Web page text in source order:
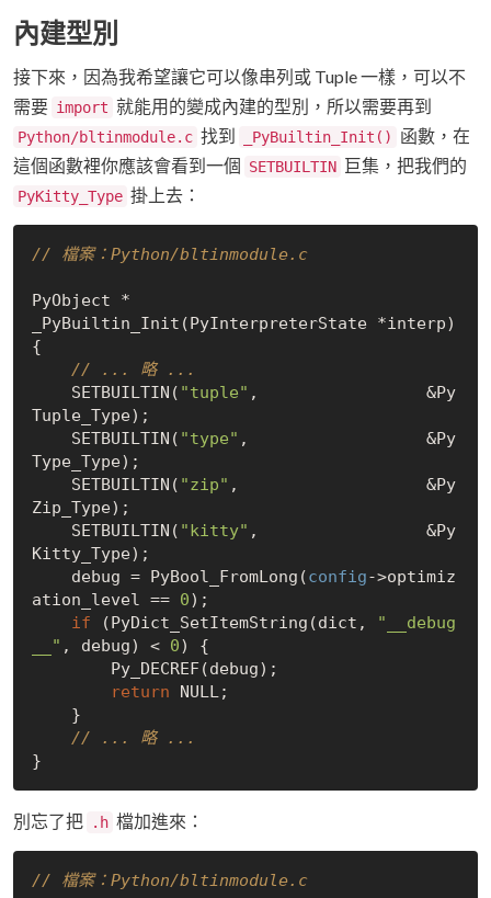
內建型別
接下來，因為我希望讓它可以像串列或 Tuple 一樣，可以不
需要 import 就能用的變成內建的型別，所以需要再到
Python/bltinmodule.c 找到 _PyBuiltin_Init()
函數，在
這個函數裡你應該會看到一個
SETBUILTIN 巨集，把我們的
PyKitty_Type 掛上去：
// 檔案：Python/bltinmodule.c
PyObject *
_PyBuiltin_Init(PyInterpreterState *interp)
{
// ... 略 ...
    SETBUILTIN(
"tuple" ,                 &Py
Tuple_Type);
    SETBUILTIN(
"type" ,                  &Py
Type_Type);
    SETBUILTIN(
"zip" ,                   &Py
Zip_Type);
    SETBUILTIN(
"kitty" ,                 &Py
Kitty_Type);
    debug = PyBool_FromLong(
config->optimiz
ation_level == 0);
if (PyDict_SetItemString(dict,
"__debug
__" , debug) < 0) {
return
NULL;
// ... 略 ...
別忘了把 .h 檔加進來：
// 檔案：Python/bltinmodule.c